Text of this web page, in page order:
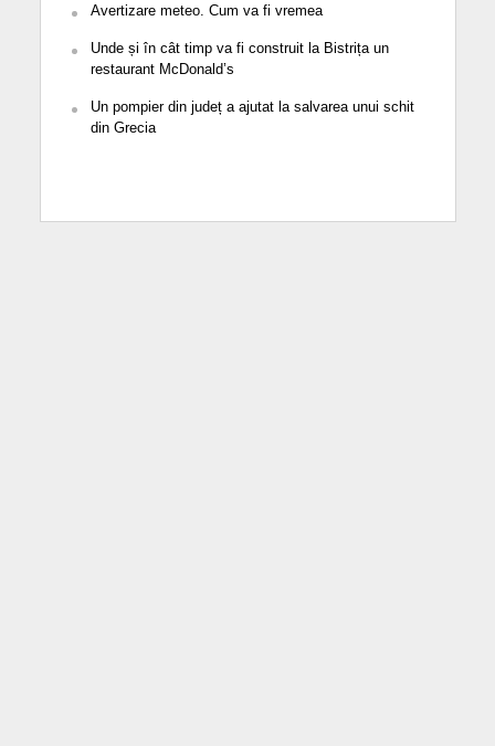
Avertizare meteo. Cum va fi vremea
Unde și în cât timp va fi construit la Bistrița un
restaurant McDonald’s
Un pompier din județ a ajutat la salvarea unui schit
din Grecia